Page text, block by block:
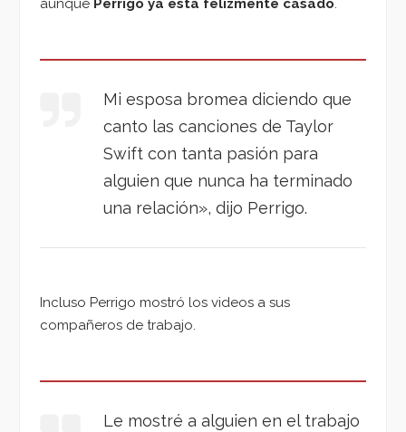
aunque Perrigo ya está felizmente casado.
Mi esposa bromea diciendo que
canto las canciones de Taylor
Swift con tanta pasión para
alguien que nunca ha terminado
una relación», dijo Perrigo.
Incluso Perrigo mostró los videos a sus
compañeros de trabajo.
Le mostré a alguien en el trabajo